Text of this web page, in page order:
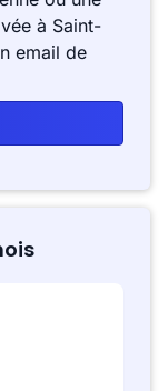
à Saint-
email de